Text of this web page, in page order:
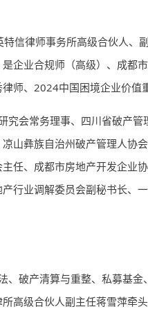
信律师事务所高级合伙人、
企业合规师（高级）、成都
师、2024中国困境企业价值
会常务理事、四川省破产
山彝族自治州破产管理人协
任、成都市房地产开发企业
行业调解委员会副秘书长、
、破产清算与重整、私募基
高级合伙人副主任蒋雪萍牵